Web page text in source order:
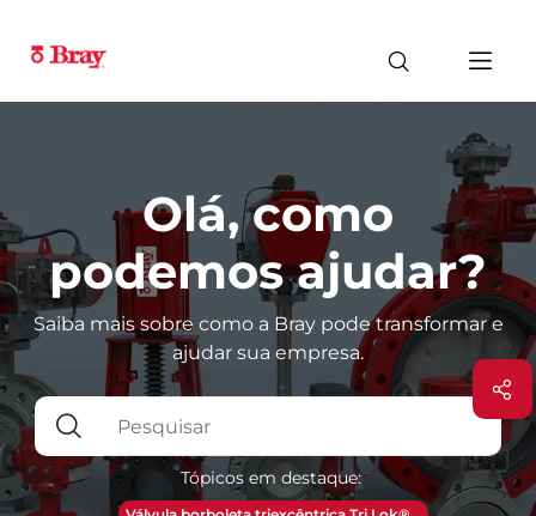
Olá, como
podemos ajudar?
Saiba mais sobre como a Bray pode transformar e
ajudar sua empresa.
Tópicos em destaque: